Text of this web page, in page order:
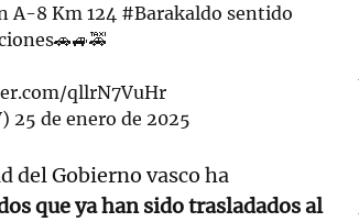
A-8 Km 124 #Barakaldo sentido
qllrN7VuHr
25 de enero de 2025
del Gobierno vasco ha
que ya han sido trasladados al